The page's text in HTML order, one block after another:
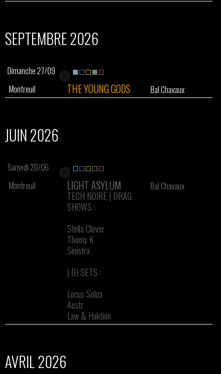
SEPTEMBRE 2026
Dimanche 27/09
Montreuil
THE YOUNG GODS Bal Chavaux
JUIN 2026
Samedi 20/06
Montreuil
LIGHT ASYLUM
TECH NOIRE | DRAG
SHOWS :
Stella Clover
Thomy K
Sinistra
| DJ SETS :
Locus Solus
Aestr
Law & Haktion
Bal Chavaux
AVRIL 2026